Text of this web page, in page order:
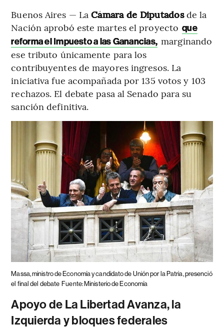
Buenos Aires — LaCámara de Diputadosde la
Nación aprobó este martes el proyecto que
reforma el Impuesto a las Ganancias, marginando
ese tributo únicamente para los
contribuyentes de mayores ingresos. La
iniciativa fue acompañada por 135 votos y 103
rechazos. El debate pasa al Senado para su
sanción definitiva.
Massa, ministro de Economía y candidato de Unión por la Patria, presenció
el final del debate Fuente: Ministerio de Economía
Apoyo de La Libertad Avanza, la
Izquierda y bloques federales